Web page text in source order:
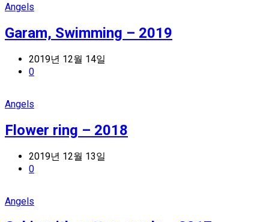
Angels
Garam, Swimming – 2019
2019년 12월 14일
0
Angels
Flower ring – 2018
2019년 12월 13일
0
Angels